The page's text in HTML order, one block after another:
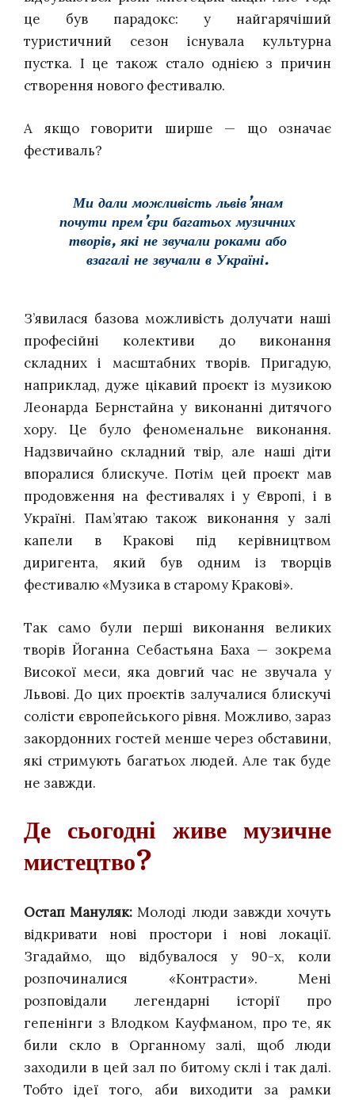
це був парадокс: у найгарячіший
туристичний сезон існувала культурна
пустка. І це також стало однією з причин
створення нового фестивалю.
А якщо говорити ширше — що означає
фестиваль?
Ми дали можливість львів’янам
почути прем’єри багатьох музичних
творів, які не звучали роками або
взагалі не звучали в Україні.
З’явилася базова можливість долучати наші
професійні колективи до виконання
складних і масштабних творів. Пригадую,
наприклад, дуже цікавий проєкт із музикою
Леонарда Бернстайна у виконанні дитячого
хору. Це було феноменальне виконання.
Надзвичайно складний твір, але наші діти
впоралися блискуче. Потім цей проєкт мав
продовження на фестивалях і у Європі, і в
Україні. Пам’ятаю також виконання у залі
капели в Кракові під керівництвом
диригента, який був одним із творців
фестивалю «Музика в старому Кракові».
Так само були перші виконання великих
творів Йоганна Себастьяна Баха — зокрема
Високої меси, яка довгий час не звучала у
Львові. До цих проєктів залучалися блискучі
солісти європейського рівня. Можливо, зараз
закордонних гостей менше через обставини,
які стримують багатьох людей. Але так буде
не завжди.
Де сьогодні живе музичне
мистецтво?
Остап Мануляк:Молоді люди завжди хочуть
відкривати нові простори і нові локації.
Згадаймо, що відбувалося у 90-х, коли
розпочиналися «Контрасти». Мені
розповідали легендарні історії про
гепенінги з Влодком Кауфманом, про те, як
били скло в Органному залі, щоб люди
заходили в цей зал по битому склі і так далі.
Тобто ідеї того, аби виходити за рамки